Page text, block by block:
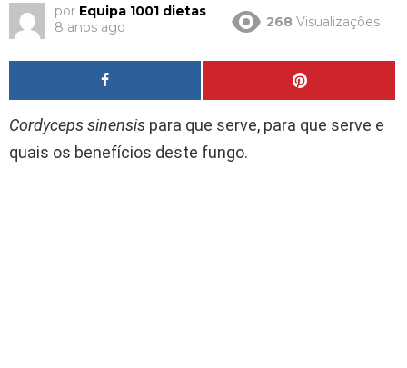
por Equipa 1001 dietas
8 anos ago
268 Visualizações
Cordyceps sinensis para que serve, para que serve e
quais os benefícios deste fungo.